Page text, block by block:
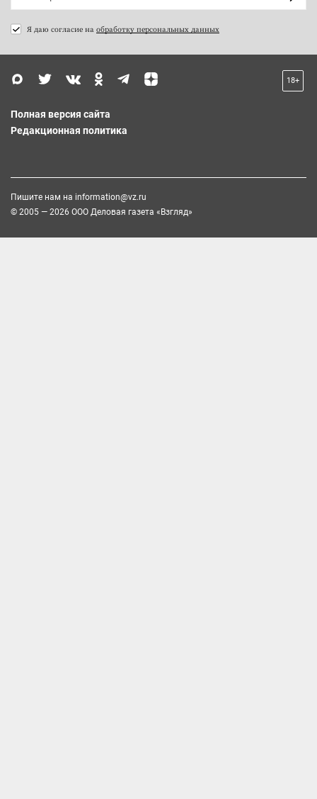
Я даю согласие на обработку персональных данных
18+
Полная версия сайта
Редакционная политика
Пишите нам на information@vz.ru
© 2005 — 2026 ООО Деловая газета «Взгляд»